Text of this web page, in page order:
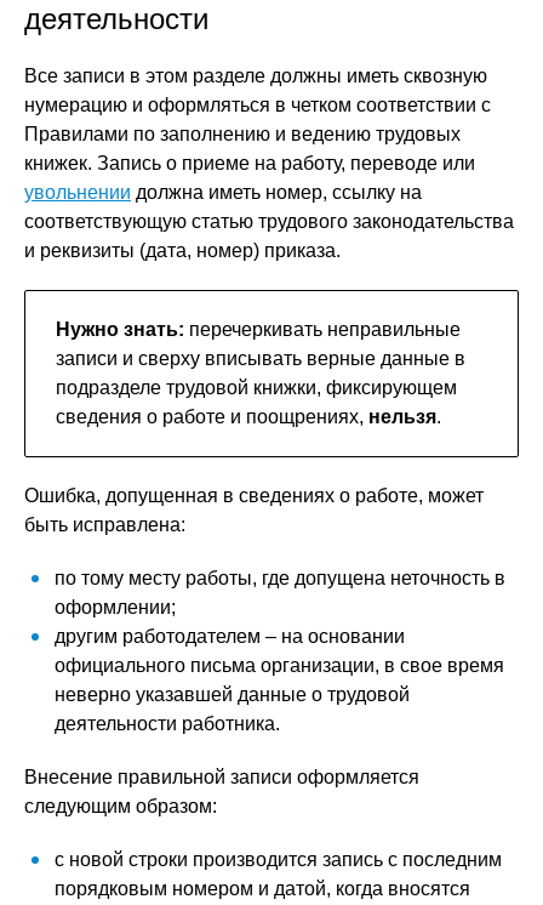
деятельности
Все записи в этом разделе должны иметь сквозную
нумерацию и оформляться в четком соответствии с
Правилами по заполнению и ведению трудовых
книжек. Запись о приеме на работу, переводе или
увольнении должна иметь номер, ссылку на
соответствующую статью трудового законодательства
и реквизиты (дата, номер) приказа.
Нужно знать: перечеркивать неправильные
записи и сверху вписывать верные данные в
подразделе трудовой книжки, фиксирующем
сведения о работе и поощрениях, нельзя.
Ошибка, допущенная в сведениях о работе, может
быть исправлена:
по тому месту работы, где допущена неточность в
оформлении;
другим работодателем – на основании
официального письма организации, в свое время
неверно указавшей данные о трудовой
деятельности работника.
Внесение правильной записи оформляется
следующим образом:
с новой строки производится запись с последним
порядковым номером и датой, когда вносятся